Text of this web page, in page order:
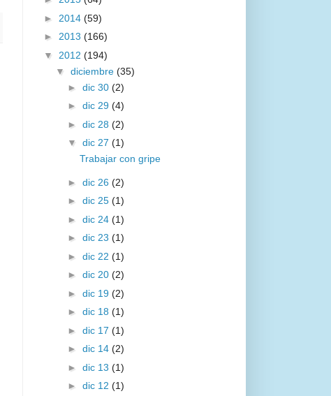
► 2014 (59)
► 2013 (166)
▼ 2012 (194)
▼ diciembre (35)
► dic 30 (2)
► dic 29 (4)
► dic 28 (2)
▼ dic 27 (1)
Trabajar con gripe
► dic 26 (2)
► dic 25 (1)
► dic 24 (1)
► dic 23 (1)
► dic 22 (1)
► dic 20 (2)
► dic 19 (2)
► dic 18 (1)
► dic 17 (1)
► dic 14 (2)
► dic 13 (1)
► dic 12 (1)